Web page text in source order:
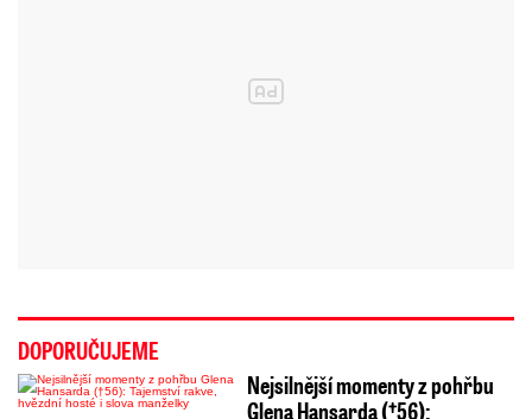
DOPORUČUJEME
Nejsilnější momenty z pohřbu
Glena Hansarda (†56):